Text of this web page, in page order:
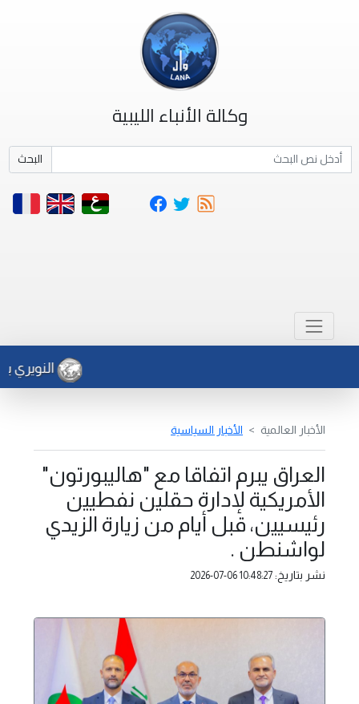
وكالة الأنباء الليبية
البحث
النويري
الأخبار العالمية الأخبار السياسية
العراق يبرم اتفاقا مع "هاليبورتون"
الأمريكية لإدارة حقلين نفطيين
رئيسيين، قبل أيام من زيارة الزيدي
لواشنطن .
نشر بتاريخ: 2026-07-06 10:48:27